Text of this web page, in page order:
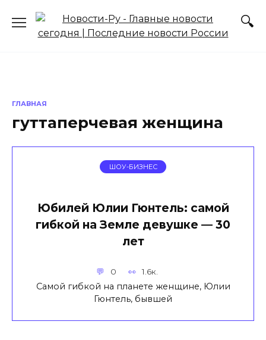
содержанию
ГЛАВНАЯ
гуттаперчевая женщина
ШОУ-БИЗНЕС
Юбилей Юлии Гюнтель: самой
гибкой на Земле девушке — 30
лет
0 1.6к.
Самой гибкой на планете женщине, Юлии
Гюнтель, бывшей